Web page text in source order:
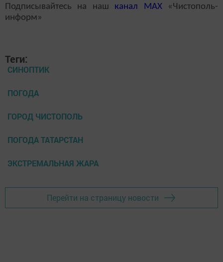
Подписывайтесь на наш канал MAX«Чистополь-
информ»
Теги:
СИНОПТИК
ПОГОДА
ГОРОД ЧИСТОПОЛЬ
ПОГОДА ТАТАРСТАН
ЭКСТРЕМАЛЬНАЯ ЖАРА
Перейти на страницу новости